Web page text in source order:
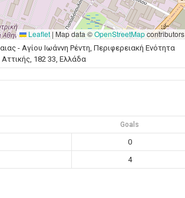
Leaflet | Map data ©OpenStreetMapcontributors
- Αγίου Ιωάννη Ρέντη, Περιφερειακή Ενότητα
182 33, Ελλάδα
Goals
0
4